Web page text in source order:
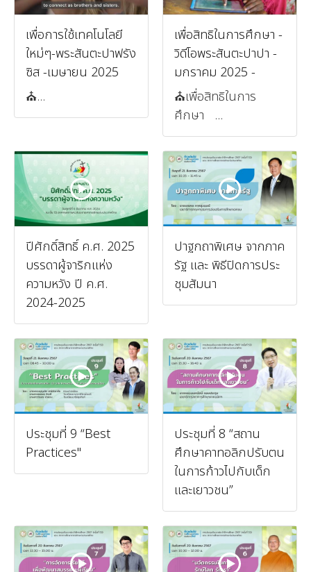
เพื่อการใช้เทคโนโลยี
ใหม่ๆ-พระสันตะปาฟรัง
ซิส -เมษายน 2025
⛪️...
เพื่อสิทธิในการศึกษา -
วิดีโอพระสันตะปาปา -
มกราคม 2025 -
⛪️เพื่อสิทธิในการ
ศึกษา ...
ปีศักดิ์สิทธิ์ ค.ศ. 2025
บรรดาผู้จาริกแห่ง
ความหวัง ปี ค.ศ.
2024-2025
ปาฐกถาพิเศษ จากภาค
รัฐ และ พิธีปิดการประ
ชุมสัมนา
ประชุมที่ 9 “Best
Practices"
ประชุมที่ 8 “สถาน
ศึกษาคาทอลิกปรับตน
ในการก้าวไปกับเด็ก
และเยาวชน”